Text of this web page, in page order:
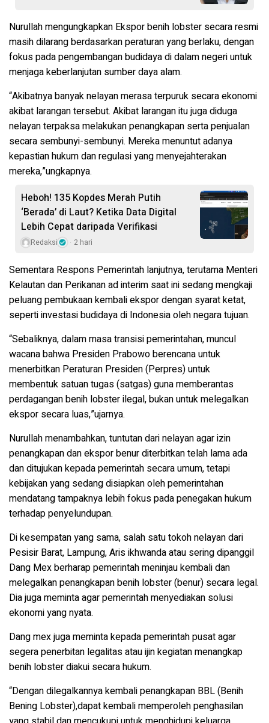
Nurullah mengungkapkan Ekspor benih lobster secara resmi
masih dilarang berdasarkan peraturan yang berlaku, dengan
fokus pada pengembangan budidaya di dalam negeri untuk
menjaga keberlanjutan sumber daya alam.
“Akibatnya banyak nelayan merasa terpuruk secara ekonomi
akibat larangan tersebut. Akibat larangan itu juga diduga
nelayan terpaksa melakukan penangkapan serta penjualan
secara sembunyi-sembunyi. Mereka menuntut adanya
kepastian hukum dan regulasi yang menyejahterakan
mereka,”ungkapnya.
Heboh! 135 Kopdes Merah Putih
‘Berada’ di Laut? Ketika Data Digital
Lebih Cepat daripada Verifikasi
Redaksi 2 hari
Sementara Respons Pemerintah lanjutnya, terutama Menteri
Kelautan dan Perikanan ad interim saat ini sedang mengkaji
peluang pembukaan kembali ekspor dengan syarat ketat,
seperti investasi budidaya di Indonesia oleh negara tujuan.
“Sebaliknya, dalam masa transisi pemerintahan, muncul
wacana bahwa Presiden Prabowo berencana untuk
menerbitkan Peraturan Presiden (Perpres) untuk
membentuk satuan tugas (satgas) guna memberantas
perdagangan benih lobster ilegal, bukan untuk melegalkan
ekspor secara luas,”ujarnya.
Nurullah menambahkan, tuntutan dari nelayan agar izin
penangkapan dan ekspor benur diterbitkan telah lama ada
dan ditujukan kepada pemerintah secara umum, tetapi
kebijakan yang sedang disiapkan oleh pemerintahan
mendatang tampaknya lebih fokus pada penegakan hukum
terhadap penyelundupan.
Di kesempatan yang sama, salah satu tokoh nelayan dari
Pesisir Barat, Lampung, Aris ikhwanda atau sering dipanggil
Dang Mex berharap pemerintah meninjau kembali dan
melegalkan penangkapan benih lobster (benur) secara legal.
Dia juga meminta agar pemerintah menyediakan solusi
ekonomi yang nyata.
Dang mex juga meminta kepada pemerintah pusat agar
segera penerbitan legalitas atau ijin kegiatan menangkap
benih lobster diakui secara hukum.
“Dengan dilegalkannya kembali penangkapan BBL (Benih
Bening Lobster),dapat kembali memperoleh penghasilan